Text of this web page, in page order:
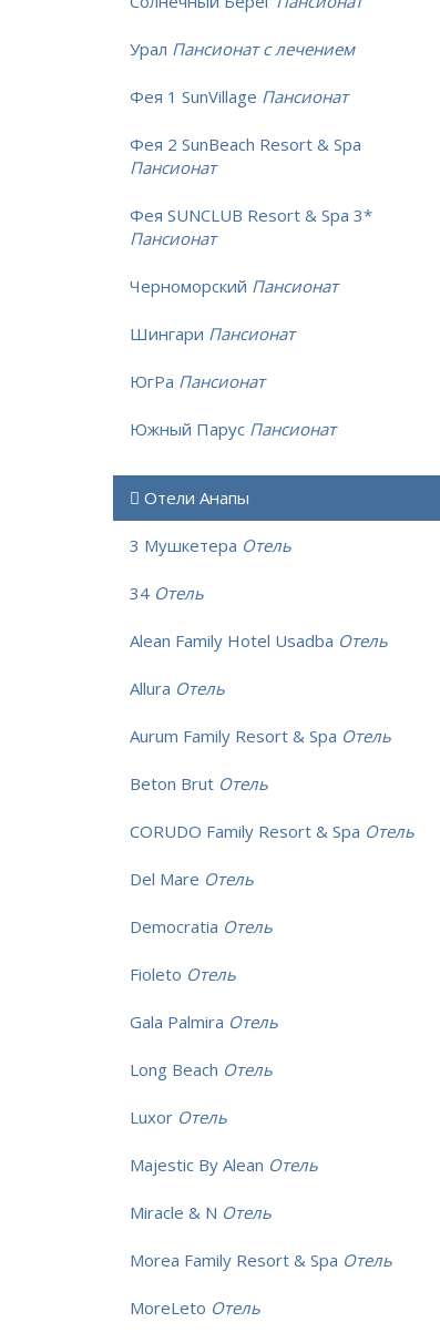
Урал Пансионат с лечением
Фея 1 SunVillage Пансионат
Фея 2 SunBeach Resort & Spa
Пансионат
Фея SUNCLUB Resort & Spa 3*
Пансионат
Черноморский Пансионат
Шингари Пансионат
ЮгРа Пансионат
Южный Парус Пансионат
Отели Анапы
3 Мушкетера Отель
34 Отель
Alean Family Hotel Usadba Отель
Allura Отель
Aurum Family Resort & Spa Отель
Beton Brut Отель
CORUDO Family Resort & Spa Отель
Del Mare Отель
Democratia Отель
Fioleto Отель
Gala Palmira Отель
Long Beach Отель
Luxor Отель
Majestic By Alean Отель
Miracle & N Отель
Morea Family Resort & Spa Отель
MoreLeto Отель